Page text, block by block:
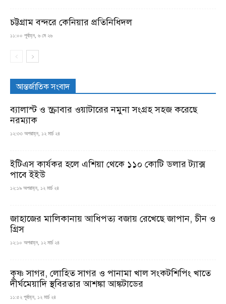
চট্টগ্রাম বন্দরে কেনিয়ার প্রতিনিধিদল
১১:০০ পূর্বাহ্ন, ৬ মে ২৬
আন্তর্জাতিক সংবাদ
ব্যালাস্ট ও স্ক্রাবার ওয়াটারের নমুনা সংগ্রহ সহজ করেছে
নরম্যাক
১২:৩৩ অপরাহ্ন, ১২ মার্চ ২৪
ইটিএস কার্যকর হলে এশিয়া থেকে ১১০ কোটি ডলার ট্যাক্স
পাবে ইইউ
১২:১৯ অপরাহ্ন, ১২ মার্চ ২৪
জাহাজের মালিকানায় আধিপত্য বজায় রেখেছে জাপান, চীন ও
গ্রিস
১২:১০ অপরাহ্ন, ১২ মার্চ ২৪
কৃষ্ণ সাগর, লোহিত সাগর ও পানামা খাল সংকটশিপিং খাতে
দীর্ঘমেয়াদি স্থবিরতার আশঙ্কা আঙ্কটাডের
১১:৫২ পূর্বাহ্ন, ১২ মার্চ ২৪